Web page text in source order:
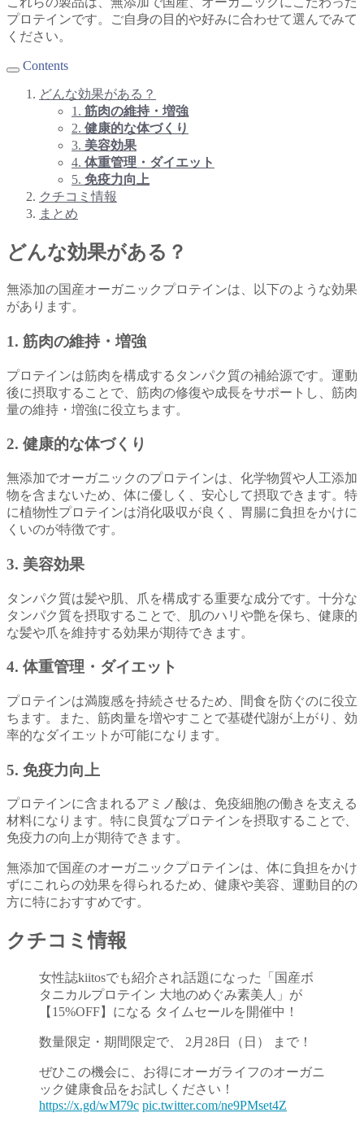
プロテインです。ご自身の目的や好みに合わせて選んでみて
ください。
Contents
どんな効果がある？
1. 筋肉の維持・増強
2. 健康的な体づくり
3. 美容効果
4. 体重管理・ダイエット
5. 免疫力向上
クチコミ情報
まとめ
どんな効果がある？
無添加の国産オーガニックプロテインは、以下のような効果
があります。
1. 筋肉の維持・増強
プロテインは筋肉を構成するタンパク質の補給源です。運動
後に摂取することで、筋肉の修復や成長をサポートし、筋肉
量の維持・増強に役立ちます。
2. 健康的な体づくり
無添加でオーガニックのプロテインは、化学物質や人工添加
物を含まないため、体に優しく、安心して摂取できます。特
に植物性プロテインは消化吸収が良く、胃腸に負担をかけに
くいのが特徴です。
3. 美容効果
タンパク質は髪や肌、爪を構成する重要な成分です。十分な
タンパク質を摂取することで、肌のハリや艶を保ち、健康的
な髪や爪を維持する効果が期待できます。
4. 体重管理・ダイエット
プロテインは満腹感を持続させるため、間食を防ぐのに役立
ちます。また、筋肉量を増やすことで基礎代謝が上がり、効
率的なダイエットが可能になります。
5. 免疫力向上
プロテインに含まれるアミノ酸は、免疫細胞の働きを支える
材料になります。特に良質なプロテインを摂取することで、
免疫力の向上が期待できます。
無添加で国産のオーガニックプロテインは、体に負担をかけ
ずにこれらの効果を得られるため、健康や美容、運動目的の
方に特におすすめです。
クチコミ情報
女性誌kiitosでも紹介され話題になった「国産ボ
タニカルプロテイン 大地のめぐみ素美人」が
【15%OFF】になる タイムセールを開催中！
数量限定・期間限定で、 2月28日（日） まで！
ぜひこの機会に、お得にオーガライフのオーガニ
ック健康食品をお試しください！
https://x.gd/wM79c pic.twitter.com/ne9PMset4Z